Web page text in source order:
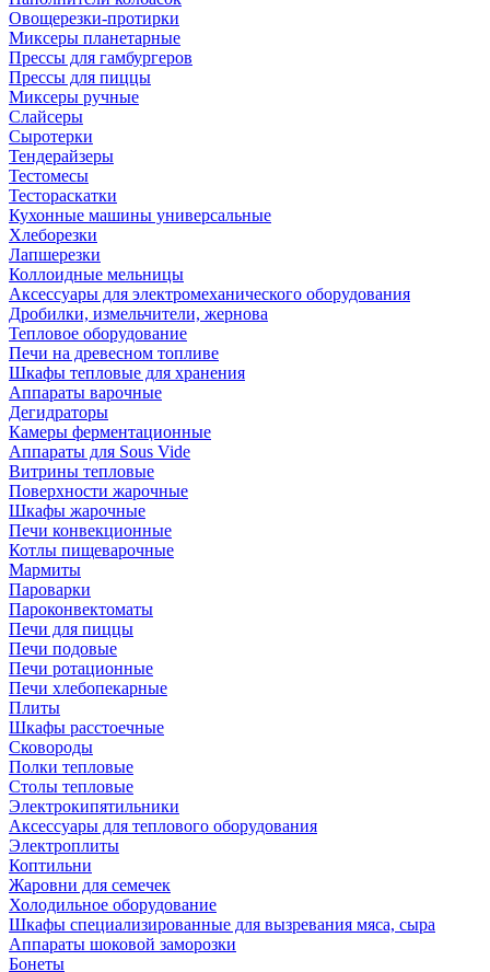
Овощерезки-протирки
Миксеры планетарные
Прессы для гамбургеров
Прессы для пиццы
Миксеры ручные
Слайсеры
Сыротерки
Тендерайзеры
Тестомесы
Тестораскатки
Кухонные машины универсальные
Хлеборезки
Лапшерезки
Коллоидные мельницы
Аксессуары для электромеханического оборудования
Дробилки, измельчители, жернова
Тепловое оборудование
Печи на древесном топливе
Шкафы тепловые для хранения
Аппараты варочные
Дегидраторы
Камеры ферментационные
Аппараты для Sous Vide
Витрины тепловые
Поверхности жарочные
Шкафы жарочные
Печи конвекционные
Котлы пищеварочные
Мармиты
Пароварки
Пароконвектоматы
Печи для пиццы
Печи подовые
Печи ротационные
Печи хлебопекарные
Плиты
Шкафы расстоечные
Сковороды
Полки тепловые
Столы тепловые
Электрокипятильники
Аксессуары для теплового оборудования
Электроплиты
Коптильни
Жаровни для семечек
Холодильное оборудование
Шкафы специализированные для вызревания мяса, сыра
Аппараты шоковой заморозки
Бонеты